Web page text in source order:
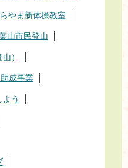
やま新体操教室
山市民登山
）
成事業
う